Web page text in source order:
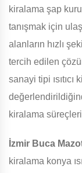
kiralama şap
tanışmak için
alanların hızlı
tercih edilen
sanayi tipi
kiralama
İzmir Buca
kiralama konya